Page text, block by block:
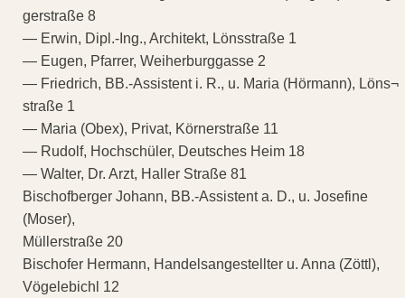
gerstraße 8
— Erwin, Dipl.-Ing., Architekt, Lönsstraße 1
— Eugen, Pfarrer, Weiherburggasse 2
— Friedrich, BB.-Assistent i. R., u. Maria (Hörmann), Löns¬
straße 1
— Maria (Obex), Privat, Körnerstraße 11
— Rudolf, Hochschüler, Deutsches Heim 18
— Walter, Dr. Arzt, Haller Straße 81
Bischofberger Johann, BB.-Assistent a. D., u. Josefine
(Moser),
Müllerstraße 20
Bischofer Hermann, Handelsangestellter u. Anna (Zöttl),
Vögelebichl 12